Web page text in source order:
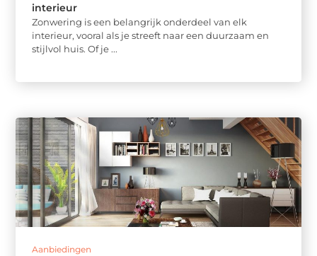
interieur
Zonwering is een belangrijk onderdeel van elk
interieur, vooral als je streeft naar een duurzaam en
stijlvol huis. Of je ...
Aanbiedingen